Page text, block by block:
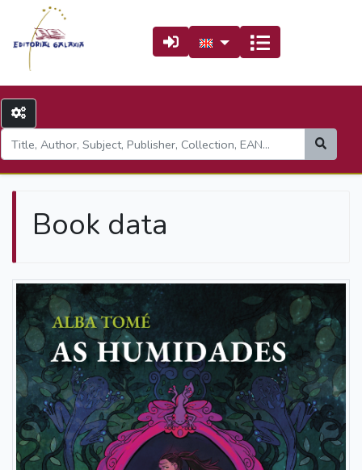
Book data